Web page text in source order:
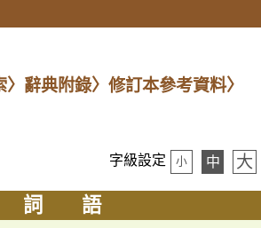
〉辭典附錄〉修訂本參考資料〉
字級設定 小 中 大
詞 語